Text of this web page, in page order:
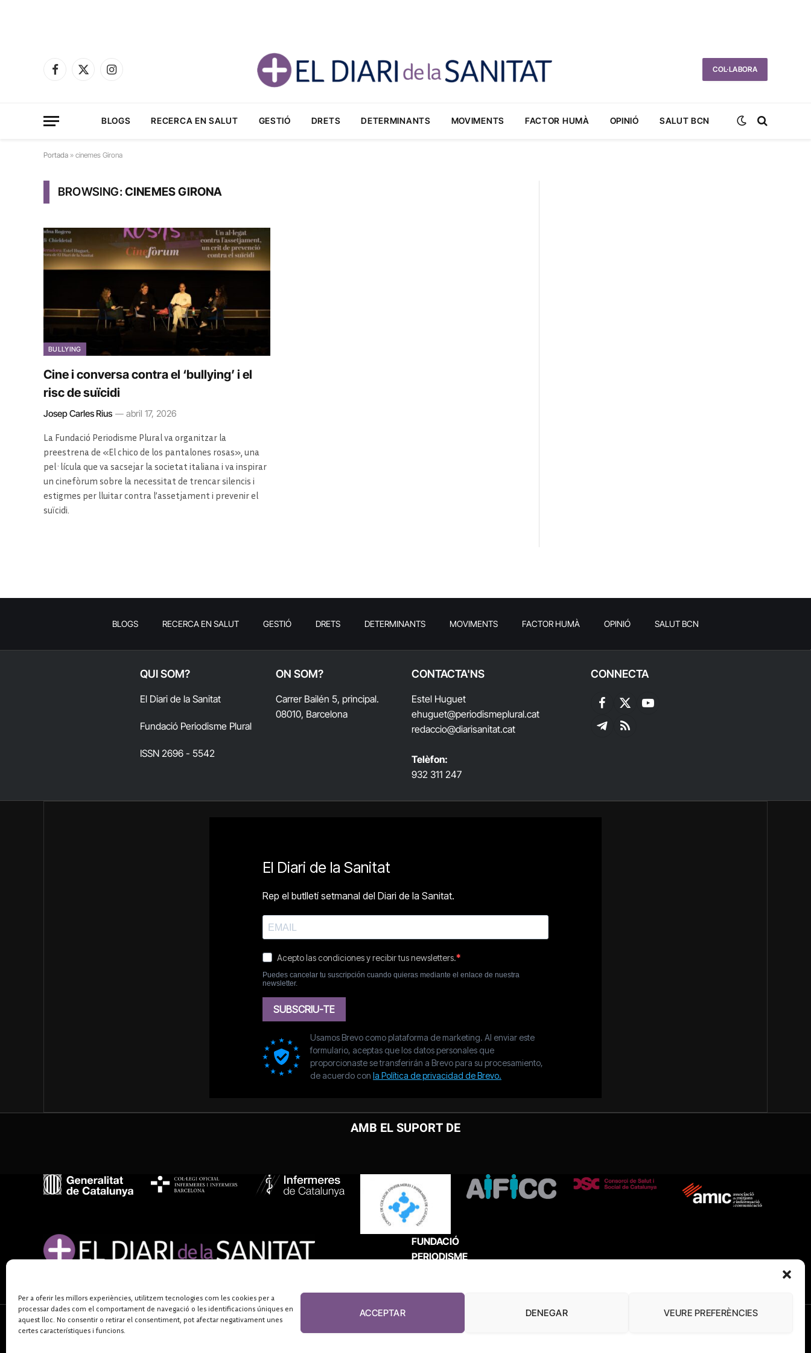
Per a oferir les millors experiències, utilitzem tecnologies com les cookies per a
processar dades com el comportament de navegació o les identificacions úniques en
aquest lloc. No consentir o retirar el consentiment, pot afectar negativament unes
certes característiques i funcions.
ACCEPTAR DENEGAR VEURE PREFERÈNCIES
Facebook
X
Instagram
COL·LABORA
BLOGS RECERCA EN SALUT GESTIÓ DRETS DETERMINANTS MOVIMENTS FACTOR HUMÀ OPINIÓ SALUT BCN
Portada » cinemes Girona
BROWSING:CINEMES GIRONA
BULLYING
Cine i conversa contra el ‘bullying’ i el
risc de suïcidi
Josep Carles Rius abril 17, 2026
La Fundació Periodisme Plural va organitzar la
preestrena de «El chico de los pantalones rosas», una
pel·lícula que va sacsejar la societat italiana i va inspirar
un cinefòrum sobre la necessitat de trencar silencis i
estigmes per lluitar contra l’assetjament i prevenir el
suïcidi.
BLOGS RECERCA EN SALUT GESTIÓ DRETS DETERMINANTS MOVIMENTS FACTOR HUMÀ OPINIÓ SALUT BCN
QUI SOM?
El Diari de la Sanitat
Fundació Periodisme Plural
ISSN 2696 - 5542
ON SOM?
Carrer Bailén 5, principal.
08010, Barcelona
CONTACTA'NS
Estel Huguet
ehuguet@periodismeplural.cat
redaccio@diarisanitat.cat
Telèfon:
932 311 247
CONNECTA
Facebook
X
(Twitter)
YouTube
TelegramRSS
AMB EL SUPORT DE
FUNDACIÓ
PERIODISME